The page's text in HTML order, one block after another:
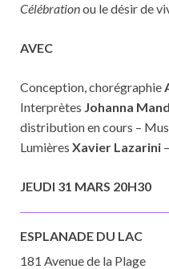
Célébrationou le désir de
AVEC
Conception, chorégraphie
Interprètes Johanna
distribution en cours –
Lumières Xavier Lazarini
JEUDI 31 MARS 20H30
ESPLANADE DU LAC
181 Avenue de la Plage